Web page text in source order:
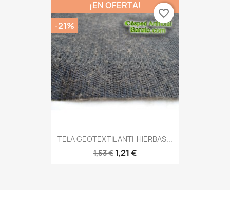
TELA GEOTEXTIL ANTI-HIERBAS...
1,53 € 1,21 €
¡EN OFERTA!
-21%
favorite_border